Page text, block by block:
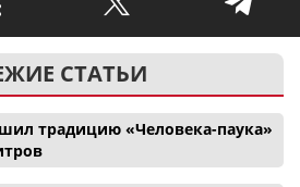
СТАТЬИ
традицию «Человека-паука»